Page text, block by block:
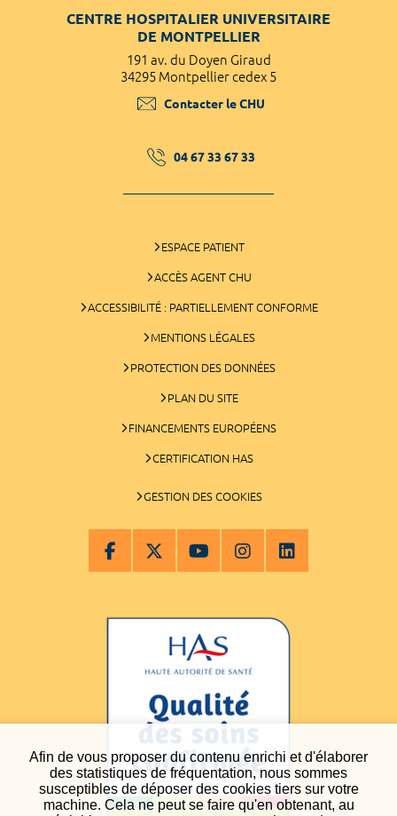
Afin de vous proposer du contenu enrichi et d'élaborer
des statistiques de fréquentation, nous sommes
susceptibles de déposer des cookies tiers sur votre
machine. Cela ne peut se faire qu'en obtenant, au
CENTRE HOSPITALIER UNIVERSITAIRE
DE MONTPELLIER
191 av. du Doyen Giraud
34295 Montpellier cedex 5
Contacter le CHU
04 67 33 67 33
ESPACE PATIENT
ACCÈS AGENT CHU
ACCESSIBILITÉ : PARTIELLEMENT CONFORME
MENTIONS LÉGALES
PROTECTION DES DONNÉES
PLAN DU SITE
FINANCEMENTS EUROPÉENS
CERTIFICATION HAS
GESTION DES COOKIES